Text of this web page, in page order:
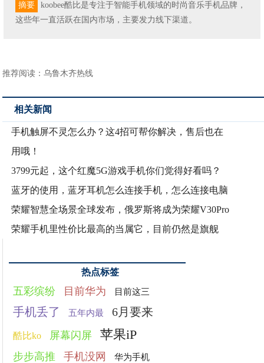
摘要
koobee酷比是专注于智能手机领域的时尚音乐手机品牌，
这些年一直活跃在国内市场，主要发力线下渠道。
推荐阅读：乌鲁木齐热线
相关新闻
手机触屏不灵怎么办？这4招可帮你解决，售后也在
用哦！
3799元起，这个红魔5G游戏手机你们觉得好看吗？
蓝牙的使用，蓝牙耳机怎么连接手机，怎么连接电脑
荣耀智慧全场景全球发布，俄罗斯将成为荣耀V30Pro
荣耀手机里性价比最高的当属它，目前仍然是旗舰
热点标签
五彩缤纷 目前华为 目前这三
手机丢了 五年内最 6月要来
酷比ko 屏幕闪屏 苹果iP
步步高推 手机没网 华为手机